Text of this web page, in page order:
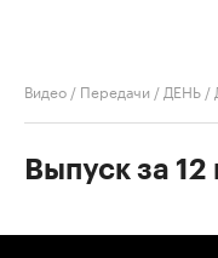
Видео / Передачи / ДЕНЬ /
Выпуск за